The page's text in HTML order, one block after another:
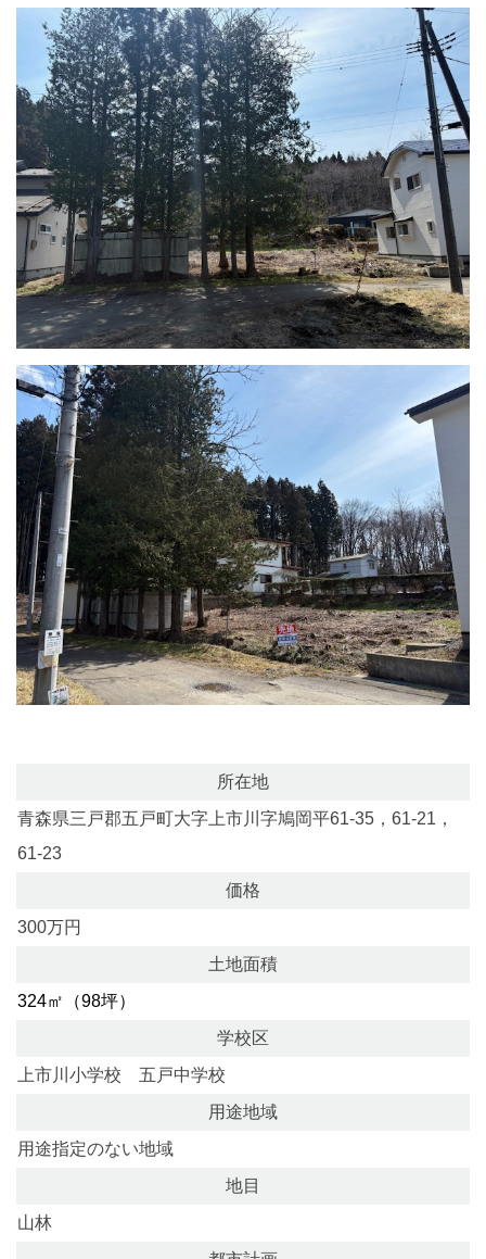
所在地
青森県三戸郡五戸町大字上市川字鳩岡平61-35，61-21，
61-23
価格
300万円
土地面積
324㎡（98坪）
学校区
上市川小学校 五戸中学校
用途地域
用途指定のない地域
地目
山林